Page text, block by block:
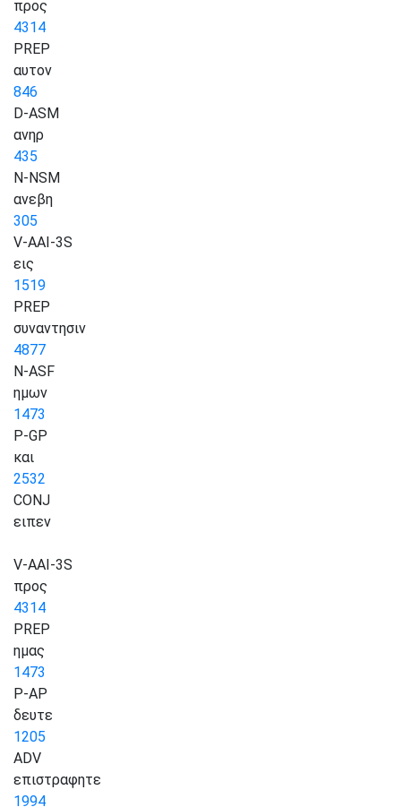
προς
4314
PREP
αυτον
846
D-ASM
ανηρ
435
N-NSM
ανεβη
305
V-AAI-3S
εις
1519
PREP
συναντησιν
4877
N-ASF
ημων
1473
P-GP
και
2532
CONJ
ειπεν
V-AAI-3S
προς
4314
PREP
ημας
1473
P-AP
δευτε
1205
ADV
επιστραφητε
1994